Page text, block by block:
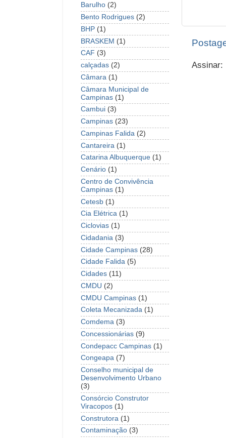
Assinar:
Barulho (2)
Bento Rodrigues (2)
BHP (1)
BRASKEM (1)
CAF (3)
calçadas (2)
Câmara (1)
Câmara Municipal de
Campinas (1)
Cambui (3)
Campinas (23)
Campinas Falida (2)
Cantareira (1)
Catarina Albuquerque (1)
Cenário (1)
Centro de Convivência
Campinas (1)
Cetesb (1)
Cia Elétrica (1)
Ciclovias (1)
Cidadania (3)
Cidade Campinas (28)
Cidade Falida (5)
Cidades (11)
CMDU (2)
CMDU Campinas (1)
Coleta Mecanizada (1)
Comdema (3)
Concessionárias (9)
Condepacc Campinas (1)
Congeapa (7)
Conselho municipal de
Desenvolvimento Urbano
(3)
Consórcio Construtor
Viracopos (1)
Construtora (1)
Contaminação (3)